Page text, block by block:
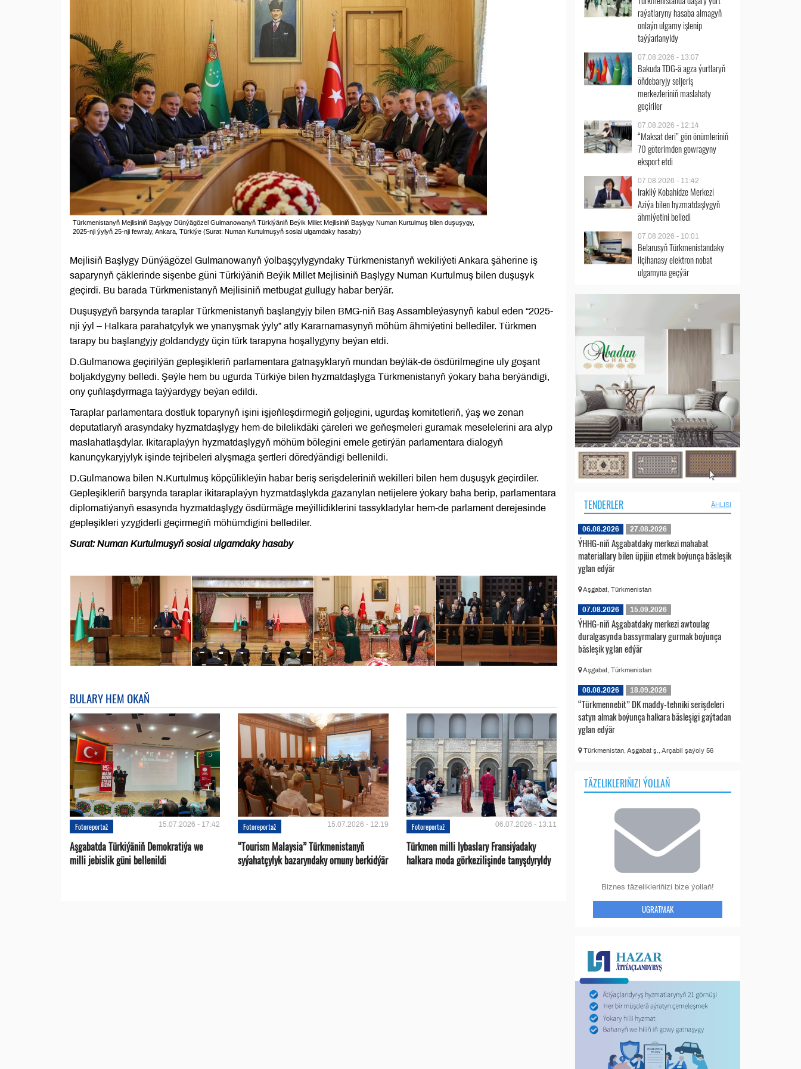
Türkmenistanyň Mejlisiniň Başlygy Dünýägözel Gulmanowanyň Türkiýäniň Beýik Millet Mejlisiniň Başlygy Numan Kurtulmuş bilen duşuşygy,
2025-nji ýylyň 25-nji fewraly, Ankara, Türkiýe (Surat: Numan Kurtulmuşyň sosial ulgamdaky hasaby)
Mejlisiň Başlygy Dünýägözel Gulmanowanyň ýolbaşçylygyndaky Türkmenistanyň wekiliýeti Ankara şäherine iş
saparynyň çäklerinde sişenbe güni Türkiýäniň Beýik Millet Mejlisiniň Başlygy Numan Kurtulmuş bilen duşuşyk
geçirdi. Bu barada Türkmenistanyň Mejlisiniň metbugat gullugy habar berýär.
Duşuşygyň barşynda taraplar Türkmenistanyň başlangyjy bilen BMG-niň Baş Assambleýasynyň kabul eden “2025-
nji ýyl – Halkara parahatçylyk we ynanyşmak ýyly” atly Kararnamasynyň möhüm ähmiýetini bellediler. Türkmen
tarapy bu başlangyjy goldandygy üçin türk tarapyna hoşallygyny beýan etdi.
D.Gulmanowa geçirilýän gepleşikleriň parlamentara gatnaşyklaryň mundan beýläk-de ösdürilmegine uly goşant
boljakdygyny belledi. Şeýle hem bu ugurda Türkiýe bilen hyzmatdaşlyga Türkmenistanyň ýokary baha berýändigi,
ony çuňlaşdyrmaga taýýardygy beýan edildi.
Taraplar parlamentara dostluk toparynyň işini işjeňleşdirmegiň geljegini, ugurdaş komitetleriň, ýaş we zenan
deputatlaryň arasyndaky hyzmatdaşlygy hem-de bilelikdäki çäreleri we geňeşmeleri guramak meselelerini ara alyp
maslahatlaşdylar. Ikitaraplaýyn hyzmatdaşlygyň möhüm bölegini emele getirýän parlamentara dialogyň
kanunçykaryjylyk işinde tejribeleri alyşmaga şertleri döredýändigi bellenildi.
D.Gulmanowa bilen N.Kurtulmuş köpçülikleýin habar beriş serişdeleriniň wekilleri bilen hem duşuşyk geçirdiler.
Gepleşikleriň barşynda taraplar ikitaraplaýyn hyzmatdaşlykda gazanylan netijelere ýokary baha berip, parlamentara
diplomatiýanyň esasynda hyzmatdaşlygy ösdürmäge meýillidiklerini tassykladylar hem-de parlament derejesinde
gepleşikleri yzygiderli geçirmegiň möhümdigini bellediler.
Surat: Numan Kurtulmuşyň sosial ulgamdaky hasaby
BULARY HEM OKAŇ
Fotoreportaž 15.07.2026 - 17:42
Aşgabatda Türkiýäniň Demokratiýa we
milli jebislik güni bellenildi
Fotoreportaž 15.07.2026 - 12:19
“Tourism Malaysia” Türkmenistanyň
syýahatçylyk bazaryndaky ornuny berkidýär
Fotoreportaž 06.07.2026 - 13:11
Türkmen milli lybaslary Fransiýadaky
halkara moda görkezilişinde tanyşdyryldy
raýatlaryny hasaba almagyň
onlaýn ulgamy işlenip
taýýarlanyldy
07.08.2026 - 13:07
Bakuda TDG-ä agza ýurtlaryň
öňdebaryjy seljeriş
merkezleriniň maslahaty
geçiriler
07.08.2026 - 12:14
“Maksat deri” gön önümleriniň
70 göterimden gowragyny
eksport etdi
07.08.2026 - 11:42
Irakliý Kobahidze Merkezi
Aziýa bilen hyzmatdaşlygyň
ähmiýetini belledi
07.08.2026 - 10:01
Belarusyň Türkmenistandaky
ilçihanasy elektron nobat
ulgamyna geçýär
TENDERLER ÄHLISI
06.08.2026 27.08.2026
ÝHHG-niň Aşgabatdaky merkezi mahabat
materiallary bilen üpjün etmek boýunça bäsleşik
yglan edýär
Aşgabat, Türkmenistan
07.08.2026 15.09.2026
ÝHHG-niň Aşgabatdaky merkezi awtoulag
duralgasynda bassyrmalary gurmak boýunça
bäsleşik yglan edýär
Aşgabat, Türkmenistan
08.08.2026 18.09.2026
“Türkmennebit” DK maddy-tehniki serişdeleri
satyn almak boýunça halkara bäsleşigi gaýtadan
yglan edýär
Türkmenistan, Aşgabat ş., Arçabil şaýoly 56
TÄZELIKLERIŇIZI ÝOLLAŇ
Biznes täzelikleriňizi bize ýollaň!
UGRATMAK